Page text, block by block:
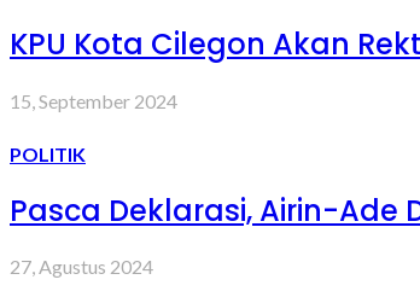
KPU Kota Cilegon Akan
15, September 2024
POLITIK
Pasca Deklarasi, Airin-
27, Agustus 2024